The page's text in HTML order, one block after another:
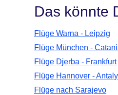
Das könnte
Flüge Warna - Leipzig
Flüge München -
Flüge Djerba - Frankfurt
Flüge Hannover -
Flüge nach Sarajevo